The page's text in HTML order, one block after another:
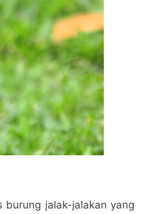
jalak-jalakan yang